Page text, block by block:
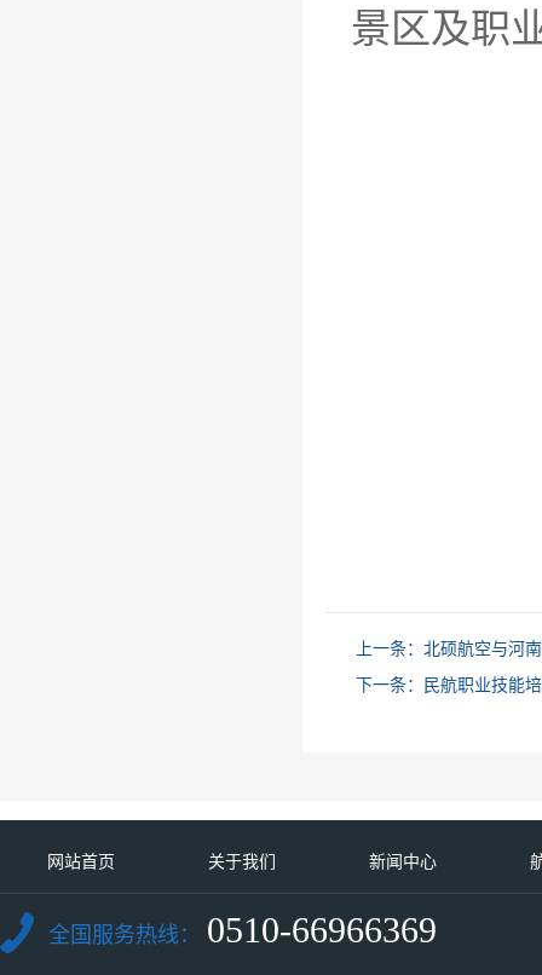
景区及职
上一条： 北硕航空与河
下一条：
民航职业技能
网站首页 关于我们 新闻中心
全国服务热线： 0510-66966369